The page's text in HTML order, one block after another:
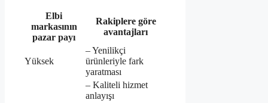
Elbi
markasının
pazar payı
Rakiplere göre
avantajları
Yüksek
– Yenilikçi
ürünleriyle fark
yaratması
– Kaliteli hizmet
anlayışı